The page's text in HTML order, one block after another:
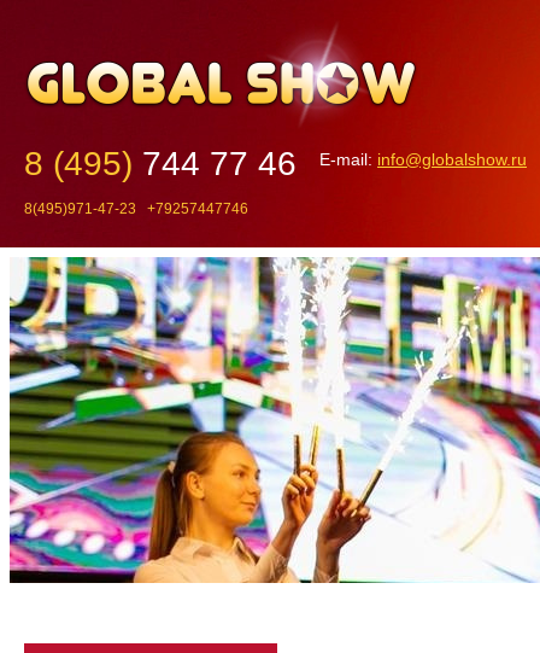
8 (495) 744 77 46
8(495)971-47-23 +79257447746
E-mail: info@globalshow.ru